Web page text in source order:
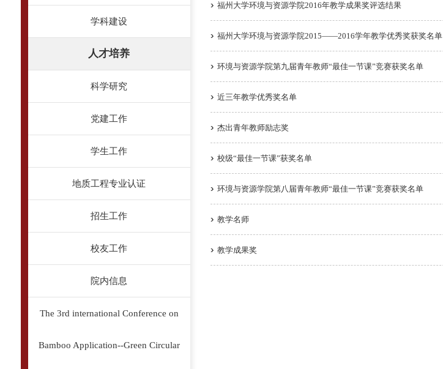
学科建设
人才培养
科学研究
党建工作
学生工作
地质工程专业认证
招生工作
校友工作
院内信息
The 3rd international Conference on
Bamboo Application--Green Circular
福州大学环境与资源学院2016年教学成果奖评选结果
福州大学环境与资源学院2015——2016学年教学优秀奖获奖名单
环境与资源学院第九届青年教师“最佳一节课”竞赛获奖名单
近三年教学优秀奖名单
杰出青年教师励志奖
校级“最佳一节课”获奖名单
环境与资源学院第八届青年教师“最佳一节课”竞赛获奖名单
教学名师
教学成果奖